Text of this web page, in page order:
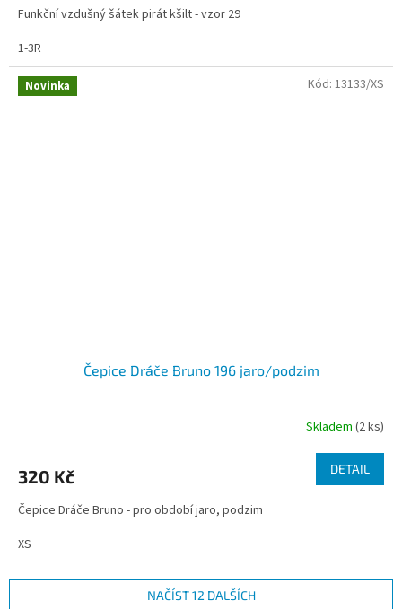
Funkční vzdušný šátek pirát kšilt - vzor 29
1-3R
Novinka
Čepice Dráče Bruno 196 jaro/podzim
Skladem (2 ks)
320 Kč DETAIL
Čepice Dráče Bruno - pro období jaro, podzim
XS
Kód: 13133/XS
NAČÍST 12 DALŠÍCH